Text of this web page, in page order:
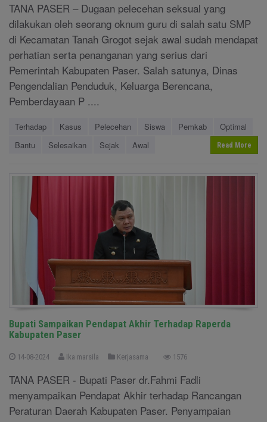
TANA PASER – Dugaan pelecehan seksual yang
dilakukan oleh seorang oknum guru di salah satu SMP
di Kecamatan Tanah Grogot sejak awal sudah mendapat
perhatian serta penanganan yang serius dari
Pemerintah Kabupaten Paser. Salah satunya, Dinas
Pengendalian Penduduk, Keluarga Berencana,
Pemberdayaan P ....
Terhadap Kasus Pelecehan Siswa Pemkab
Optimal
Bantu
Selesaikan Sejak Awal Read More
Bupati Sampaikan Pendapat Akhir Terhadap Raperda
Kabupaten Paser
14-08-2024 Ika marsila Kerjasama 1576
TANA PASER - Bupati Paser dr.Fahmi Fadli
menyampaikan Pendapat Akhir terhadap Rancangan
Peraturan Daerah Kabupaten Paser. Penyampaian